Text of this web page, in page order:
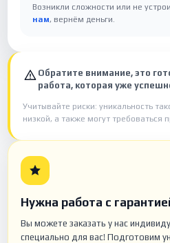
Возникли сложности или не
нам, вернём деньги.
Обратите внимание, это
работа, которая уже
Учитывайте риски: уникальность
низкой, а также могут требоваться
Нужна работа с
Вы можете заказать у нас
специально для вас! Подготовим